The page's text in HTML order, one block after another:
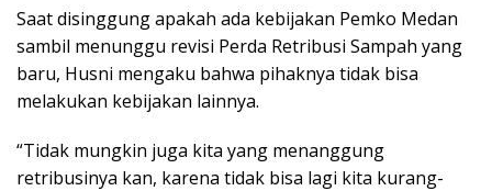
Saat disinggung apakah ada kebijakan Pemko Medan
sambil menunggu revisi Perda Retribusi Sampah yang
baru, Husni mengaku bahwa pihaknya tidak bisa
melakukan kebijakan lainnya.
“Tidak mungkin juga kita yang menanggung
retribusinya kan, karena tidak bisa lagi kita kurang-